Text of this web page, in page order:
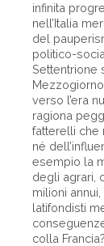
infinita
nell’Italia
del
politico-
Settentrione
verso l’era
ragiona
fatterelli che
né
esempio la
degli agrari,
milioni
latifondisti
colla